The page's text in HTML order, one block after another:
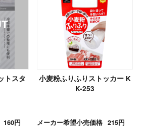
トスタ
160円
小麦粉ふりふりストッカー K
K-253
メーカー希望小売価格 215円